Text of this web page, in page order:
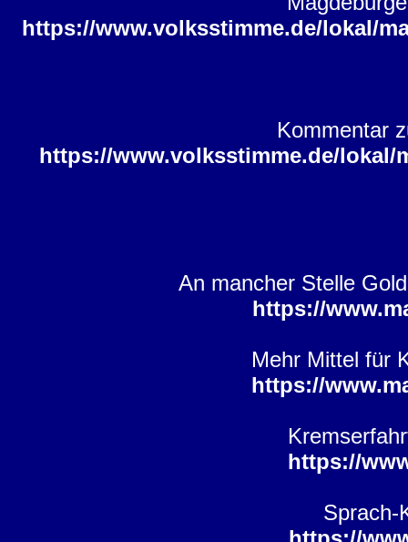
https://www.volksstimme.de/lokal/
Kommentar
https://www.volksstimme.de/lokal/
An mancher Stelle
https://
Mehr Mittel für
https://
https://
Sprach-